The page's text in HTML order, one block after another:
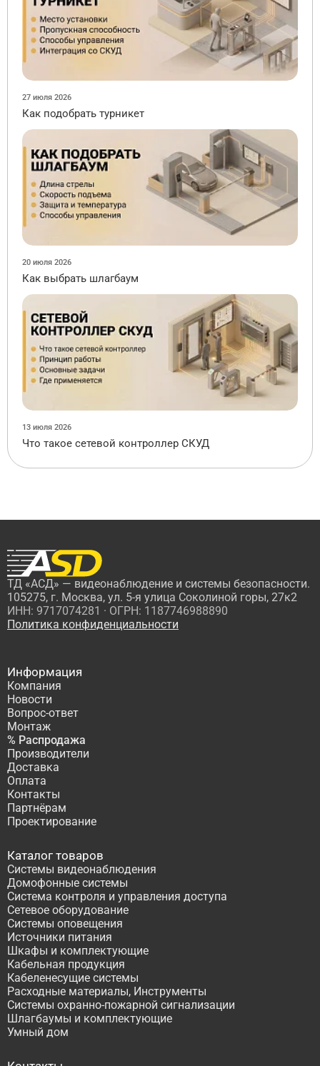
27 июля 2026
Как подобрать турникет
20 июля 2026
Как выбрать шлагбаум
13 июля 2026
Что такое сетевой контроллер СКУД
ТД «АСД» — видеонаблюдение и системы безопасности.
105275, г. Москва, ул. 5-я улица Соколиной горы, 27к2
ИНН: 9717074281 · ОГРН: 1187746988890
Политика конфиденциальности
Информация
Компания
Новости
Вопрос-ответ
Монтаж
% Распродажа
Производители
Доставка
Оплата
Контакты
Партнёрам
Проектирование
Каталог товаров
Системы видеонаблюдения
Домофонные системы
Система контроля и управления доступа
Сетевое оборудование
Системы оповещения
Источники питания
Шкафы и комплектующие
Кабельная продукция
Кабеленесущие системы
Расходные материалы, Инструменты
Системы охранно-пожарной сигнализации
Шлагбаумы и комплектующие
Умный дом